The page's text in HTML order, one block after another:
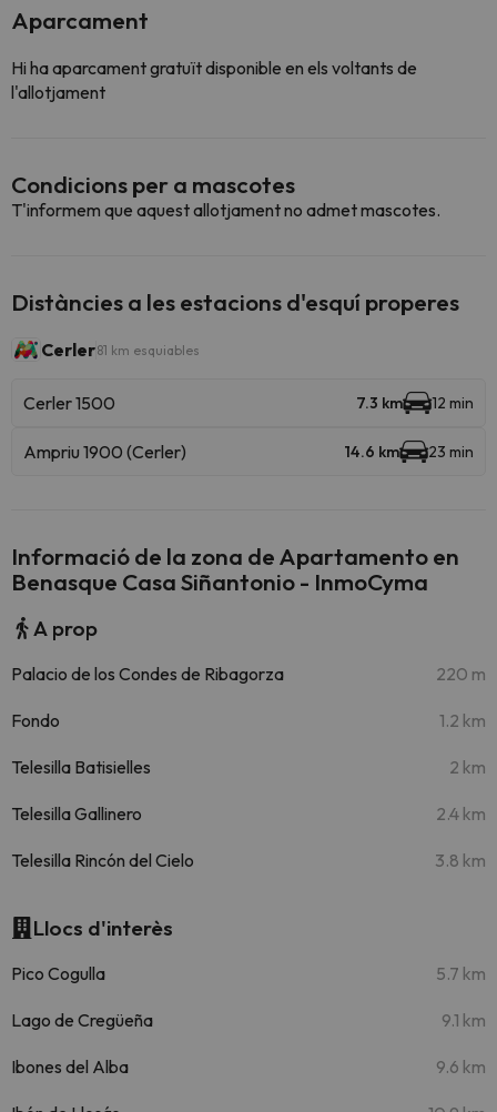
Aparcament
Hi ha aparcament gratuït disponible en els voltants de
l'allotjament
Condicions per a mascotes
T'informem que aquest allotjament no admet mascotes.
Distàncies a les estacions d'esquí properes
Cerler81 km esquiables
Cerler 1500 7.3 km 12 min
Ampriu 1900 (Cerler) 14.6 km 23 min
Informació de la zona de Apartamento en
Benasque Casa Siñantonio - InmoCyma
A prop
Palacio de los Condes de Ribagorza 220 m
Fondo 1.2 km
Telesilla Batisielles 2 km
Telesilla Gallinero 2.4 km
Telesilla Rincón del Cielo 3.8 km
Llocs d'interès
Pico Cogulla 5.7 km
Lago de Cregüeña 9.1 km
Ibones del Alba 9.6 km